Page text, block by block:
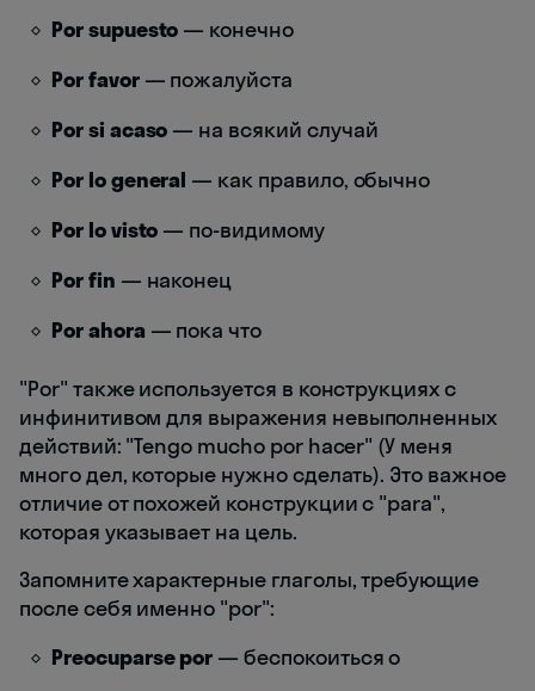
Por supuesto — конечно
Por favor— пожалуйста
Por si acaso — на всякий случай
Por lo general — как правило, обычно
Por lo visto — по-видимому
Por fin — наконец
Por ahora — пока что
"Por" также используется в конструкциях с
инфинитивом для выражения невыполненных
действий: "Tengo mucho por hacer" (У меня
много дел, которые нужно сделать). Это важное
отличие от похожей конструкции с "para",
которая указывает на цель.
Запомните характерные глаголы, требующие
после себя именно "por":
Preocuparse por — беспокоиться о